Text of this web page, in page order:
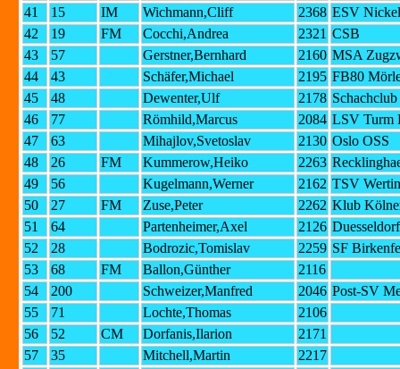
41
15 IM Wichmann,Cliff 2368 ESV
42
19 FM Cocchi,Andrea 2321 CSB
43
57 Gerstner,Bernhard 2160 MSA
44
43 Schäfer,Michael 2195 FB80
45
48 Dewenter,Ulf 2178
46
77 Römhild,Marcus 2084 LSV Turm
47
63 Mihajlov,Svetoslav 2130 Oslo OSS
48
26 FM Kummerow,Heiko 2263
49
56 Kugelmann,Werner 2162 TSV
50
27 FM Zuse,Peter 2262 Klub
51
64 Partenheimer,Axel 2126
52
28 Bodrozic,Tomislav 2259 SF
53
68 FM Ballon,Günther
2116
54
200 Schweizer,Manfred 2046 Post-SV
55
71 Lochte,Thomas
2106
56
52 CM Dorfanis,Ilarion
2171
57
35 Mitchell,Martin
2217